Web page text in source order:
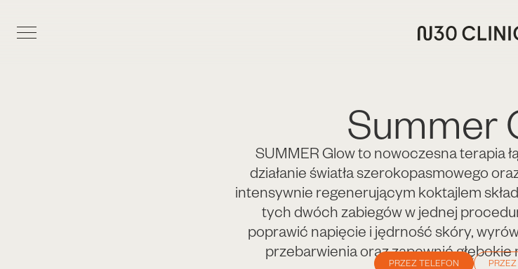
Summer
SUMMER Glow to nowoczesna terapia
działanie światła szerokopasmowego
intensywnie regenerującym koktajlem
tych dwóch zabiegów w jednej
poprawić napięcie i jędrność skóry,
przebarwienia oraz zapewnić
PRZEZ TELEFON